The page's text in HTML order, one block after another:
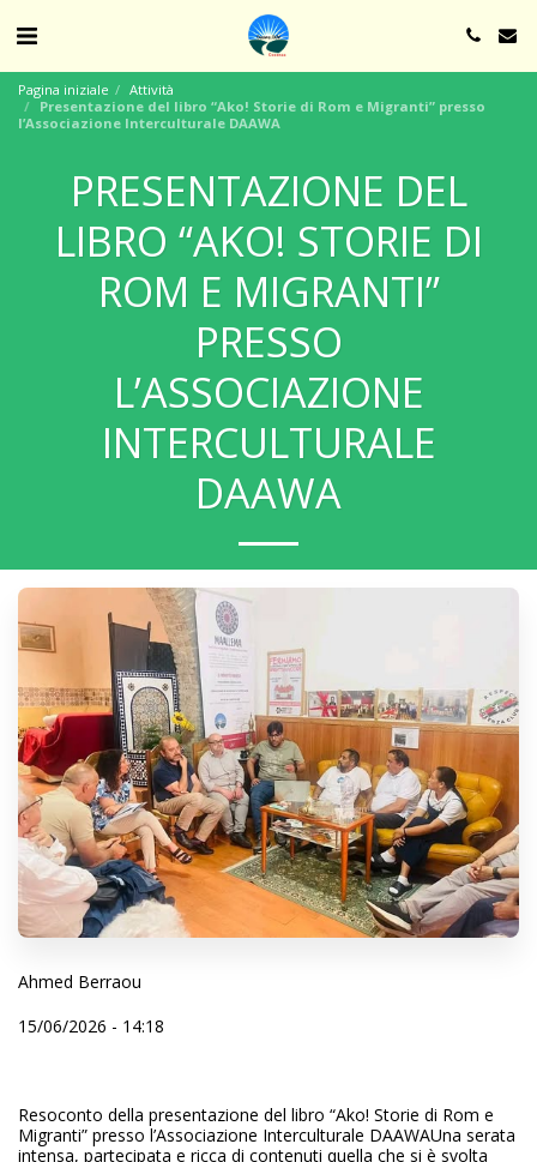
Pagina iniziale
Attività
Presentazione del libro “Ako! Storie di Rom e Migranti” presso
l’Associazione Interculturale DAAWA
PRESENTAZIONE DEL
LIBRO “AKO! STORIE DI
ROM E MIGRANTI”
PRESSO
L’ASSOCIAZIONE
INTERCULTURALE
DAAWA
Ahmed Berraou
15/06/2026 - 14:18
Resoconto della presentazione del libro “Ako! Storie di Rom e
Migranti” presso l’Associazione Interculturale DAAWAUna serata
intensa, partecipata e ricca di contenuti quella che si è svolta